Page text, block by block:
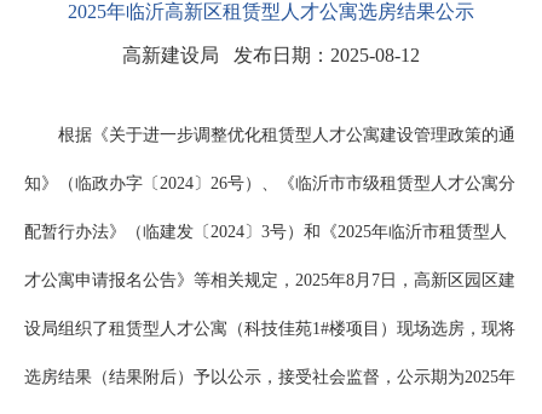
2025年临沂高新区租赁型人才公寓选房结果公示
高新建设局 发布日期：2025-08-12
根据《关于进一步调整优化租赁型人才公寓建设管理政策的通
知》（临政办字〔2024〕26号）、《临沂市市级租赁型人才公寓分
配暂行办法》（临建发〔2024〕3号）和《2025年临沂市租赁型人
才公寓申请报名公告》等相关规定，2025年8月7日，高新区园区建
设局组织了租赁型人才公寓（科技佳苑1#楼项目）现场选房，现将
选房结果（结果附后）予以公示，接受社会监督，公示期为2025年